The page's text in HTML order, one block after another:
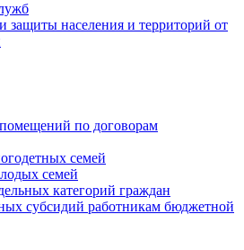
защиты населения и территорий от
по договорам
семей
семей
категорий граждан
субсидий работникам бюджетной